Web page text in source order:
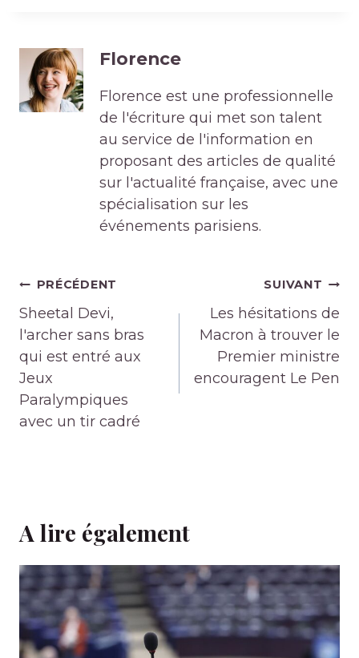
Florence
Florence est une professionnelle
de l'écriture qui met son talent
au service de l'information en
proposant des articles de qualité
sur l'actualité française, avec une
spécialisation sur les
événements parisiens.
Navigation
de
l’article
PRÉCÉDENT
Sheetal Devi,
l'archer sans bras
qui est entré aux
Jeux
Paralympiques
avec un tir cadré
SUIVANT
Les hésitations de
Macron à trouver le
Premier ministre
encouragent Le Pen
A lire également